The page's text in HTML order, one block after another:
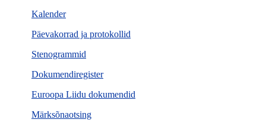
Kalender
Päevakorrad ja protokollid
Stenogrammid
Dokumendiregister
Euroopa Liidu dokumendid
Märksõnaotsing